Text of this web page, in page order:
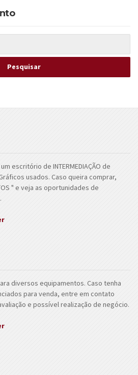
escritório de INTERMEDIAÇÃO de
usados. Caso queira comprar,
" e veja as oportunidades de
diversos equipamentos. Caso tenha
para venda, entre em contato
e possível realização de negócio.